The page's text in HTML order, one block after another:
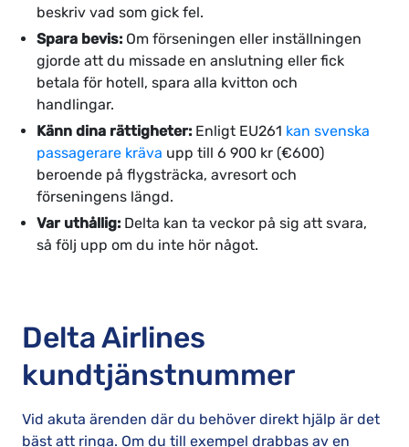
beskriv vad som gick fel.
Spara bevis: Om förseningen eller inställningen
gjorde att du missade en anslutning eller fick
betala för hotell, spara alla kvitton och
handlingar.
Känn dina rättigheter: Enligt EU261 kan svenska
passagerare kräva upp till 6 900 kr (€600)
beroende på flygsträcka, avresort och
förseningens längd.
Var uthållig: Delta kan ta veckor på sig att svara,
så följ upp om du inte hör något.
Delta Airlines
kundtjänstnummer
Vid akuta ärenden där du behöver direkt hjälp är det
bäst att ringa. Om du till exempel drabbas av en